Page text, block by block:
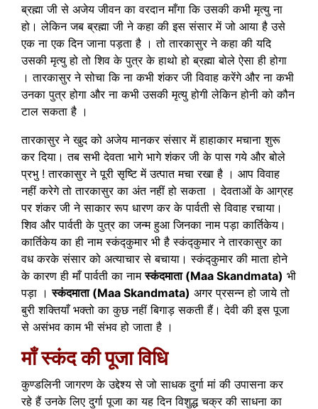
ब्रह्मा जी से अजेय जीवन का वरदान माँगा कि उसकी कभी मृत्यु ना
हो। लेकिन जब ब्रह्मा जी ने कहा की इस संसार में जो आया है उसे
एक ना एक दिन जाना पड़ता है । तो तारकासुर ने कहा की यदि
उसकी मृत्यु हो तो शिव के पुत्र के हाथो हो ब्रह्मा बोले ऐसा ही होगा
। तारकासुर ने सोचा कि ना कभी शंकर जी विवाह करेंगे और ना कभी
उनका पुत्र होगा और ना कभी उसकी मृत्यु होगी लेकिन होनी को कौन
टाल सकता है ।
तारकासुर ने खुद को अजेय मानकर संसार में हाहाकार मचाना शुरू
कर दिया। तब सभी देवता भागे भागे शंकर जी के पास गये और बोले
प्रभु ! तारकासुर ने पूरी सृष्टि में उत्पात मचा रखा है । आप विवाह
नहीं करेगे तो तारकासुर का अंत नहीं हो सकता । देवताओं के आग्रह
पर शंकर जी ने साकार रूप धारण कर के पार्वती से विवाह रचाया।
शिव और पार्वती के पुत्र का जन्म हुआ जिनका नाम पड़ा कार्तिकेय।
कार्तिकेय का ही नाम स्कंद्कुमार भी है स्कंद्कुमार ने तारकासुर का
वध करके संसार को अत्याचार से बचाया। स्कंद्कुमार की माता होने
के कारण ही माँ पार्वती का नामस्कंदमाता (Maa Skandmata) भी
पड़ा ।स्कंदमाता (Maa Skandmata) अगर प्रसन्न हो जाये तो
बुरी शक्तियाँ भक्तो का कुछ नहीं बिगाड़ सकती हैं। देवी की इस पूजा
से असंभव काम भी संभव हो जाता है ।
माँ स्कंद की पूजा विधि
कुण्डलिनी जागरण के उद्देश्य से जो साधक दुर्गा मां की उपासना कर
रहे हैं उनके लिए दुर्गा पूजा का यह दिन विशुद्ध चक्र की साधना का